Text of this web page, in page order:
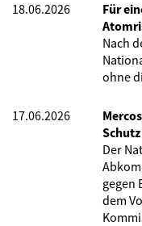
18.06.2026
Für
Nach
ohne
17.06.2026
Der
gegen
dem